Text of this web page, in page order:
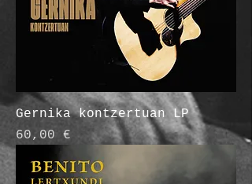
Gernika kontzertuan LP
Prix
60,00 €